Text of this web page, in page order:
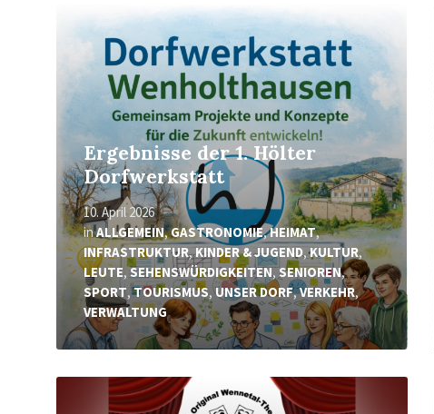
Ergebnisse der 1. Hölter
Dorfwerkstatt
10. April 2026
inALLGEMEIN,GASTRONOMIE,HEIMAT,
INFRASTRUKTUR,KINDER & JUGEND,KULTUR,
LEUTE,SEHENSWÜRDIGKEITEN,SENIOREN,
SPORT,TOURISMUS,UNSER DORF,VERKEHR,
VERWALTUNG
erfahren
Mehr
erfahren